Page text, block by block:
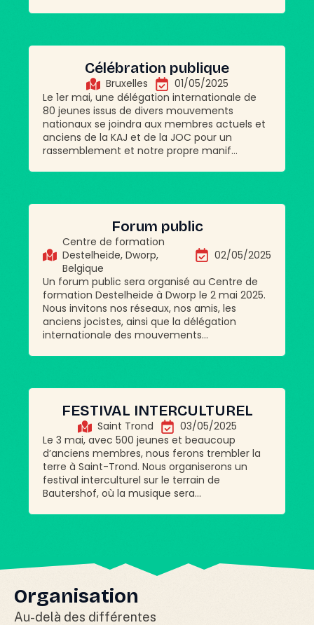
Célébration publique
Bruxelles
01/05/2025
Le 1er mai, une délégation internationale de
80 jeunes issus de divers mouvements
nationaux se joindra aux membres actuels et
anciens de la KAJ et de la JOC pour un
rassemblement et notre propre manif...
Forum public
Centre de formation
Destelheide, Dworp,
Belgique
02/05/2025
Un forum public sera organisé au Centre de
formation Destelheide à Dworp le 2 mai 2025.
Nous invitons nos réseaux, nos amis, les
anciens jocistes, ainsi que la délégation
internationale des mouvements...
FESTIVAL INTERCULTUREL
Saint Trond
03/05/2025
Le 3 mai, avec 500 jeunes et beaucoup
d’anciens membres, nous ferons trembler la
terre à Saint-Trond. Nous organiserons un
festival interculturel sur le terrain de
Bautershof, où la musique sera...
Organisation
Au-delà des différentes